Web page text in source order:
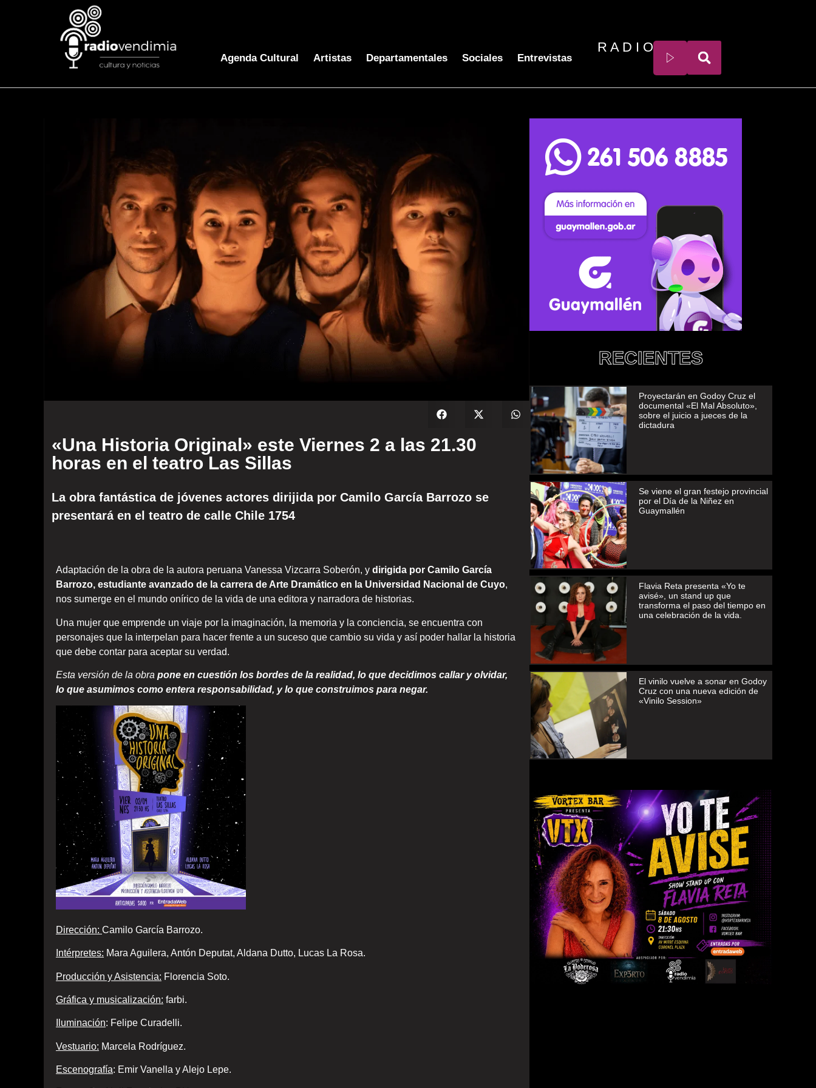
Agenda Cultural Artistas Departamentales Sociales Entrevistas
R A D I O
«Una Historia Original» este Viernes 2 a las 21.30
horas en el teatro Las Sillas
La obra fantástica de jóvenes actores dirijida por Camilo García Barrozo se
presentará en el teatro de calle Chile 1754
Adaptación de la obra de la autora peruana Vanessa Vizcarra Soberón, y dirigida por Camilo García
Barrozo, estudiante avanzado de la carrera de Arte Dramático en la Universidad Nacional de Cuyo,
nos sumerge en el mundo onírico de la vida de una editora y narradora de historias.
Una mujer que emprende un viaje por la imaginación, la memoria y la conciencia, se encuentra con
personajes que la interpelan para hacer frente a un suceso que cambio su vida y así poder hallar la historia
que debe contar para aceptar su verdad.
Esta versión de la obra pone en cuestión los bordes de la realidad, lo que decidimos callar y olvidar,
lo que asumimos como entera responsabilidad, y lo que construimos para negar.
Dirección: Camilo García Barrozo.
Intérpretes: Mara Aguilera, Antón Deputat, Aldana Dutto, Lucas La Rosa.
Producción y Asistencia: Florencia Soto.
Gráfica y musicalización: farbi.
Iluminación: Felipe Curadelli.
Vestuario: Marcela Rodríguez.
Escenografía: Emir Vanella y Alejo Lepe.
RECIENTES
Proyectarán en Godoy Cruz el
documental «El Mal Absoluto»,
sobre el juicio a jueces de la
dictadura
Se viene el gran festejo provincial
por el Día de la Niñez en
Guaymallén
Flavia Reta presenta «Yo te
avisé», un stand up que
transforma el paso del tiempo en
una celebración de la vida.
El vinilo vuelve a sonar en Godoy
Cruz con una nueva edición de
«Vinilo Session»